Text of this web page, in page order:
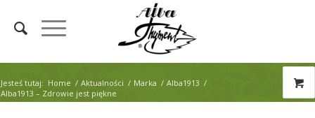
Jesteś tutaj: Home / Aktualności / Marka / Alba1913 /
Alba1913 – Zdrowie jest piękne